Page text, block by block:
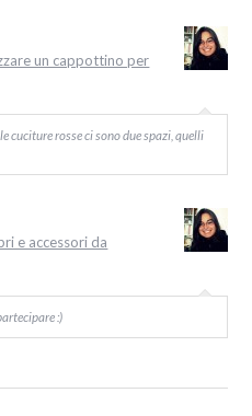
un cappottino per
cuciture rosse ci sono due spazi, quelli
e accessori da
:)